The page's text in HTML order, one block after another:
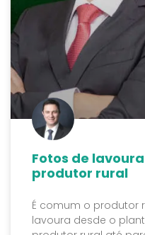
Fotos de
produtor rural
É comum o produtor
lavoura desde o